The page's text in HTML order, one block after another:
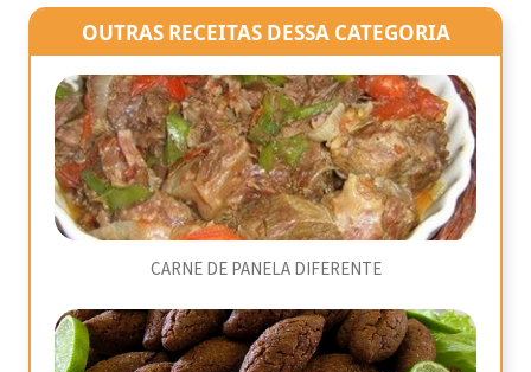
OUTRAS RECEITAS DESSA CATEGORIA
CARNE DE PANELA DIFERENTE